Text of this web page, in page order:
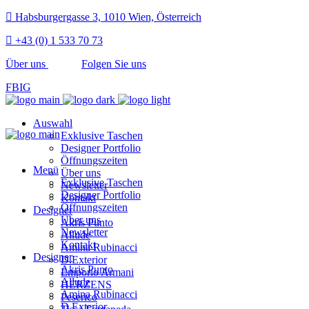
Habsburgergasse 3, 1010 Wien, Österreich
+43 (0) 1 533 70 73
Über uns
Folgen Sie uns
FBIG
Auswahl
Exklusive Taschen
Designer Portfolio
Öffnungszeiten
Über uns
Newsletter
Kontakt
Designer
Akris Punto
Allude
Amina Rubinacci
D.Exterior
Emporio Armani
HERZENS
Peserico
Menü
Exklusive Taschen
Designer Portfolio
Öffnungszeiten
Über uns
Newsletter
Kontakt
Designer
Akris Punto
Allude
Amina Rubinacci
D.Exterior